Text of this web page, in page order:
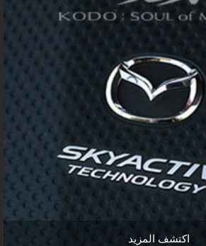
اكتشف المزيد